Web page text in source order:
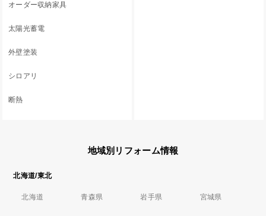
オーダー収納家具
太陽光蓄電
外壁塗装
シロアリ
断熱
地域別リフォーム情報
北海道/東北
北海道 青森県 岩手県 宮城県